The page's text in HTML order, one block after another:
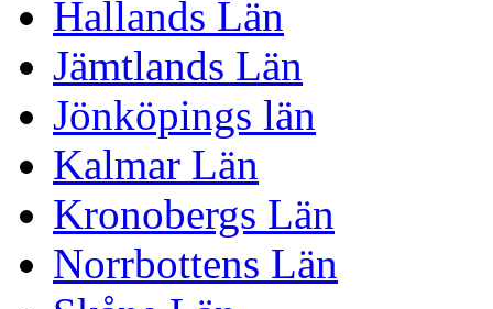
Hallands Län
Jämtlands Län
Jönköpings län
Kalmar Län
Kronobergs Län
Norrbottens Län